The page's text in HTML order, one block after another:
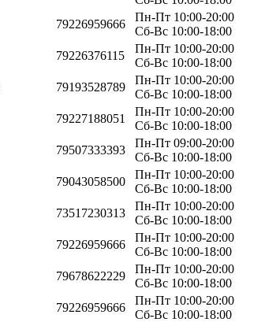
79226959666
Пн-Пт 10:00-20:00
Сб-Вс 10:00-18:00
79226376115
Пн-Пт 10:00-20:00
Сб-Вс 10:00-18:00
79193528789
Пн-Пт 10:00-20:00
Сб-Вс 10:00-18:00
79227188051
Пн-Пт 10:00-20:00
Сб-Вс 10:00-18:00
79507333393
Пн-Пт 09:00-20:00
Сб-Вс 10:00-18:00
79043058500
Пн-Пт 10:00-20:00
Сб-Вс 10:00-18:00
73517230313
Пн-Пт 10:00-20:00
Сб-Вс 10:00-18:00
79226959666
Пн-Пт 10:00-20:00
Сб-Вс 10:00-18:00
79678622229
Пн-Пт 10:00-20:00
Сб-Вс 10:00-18:00
79226959666
Пн-Пт 10:00-20:00
Сб-Вс 10:00-18:00